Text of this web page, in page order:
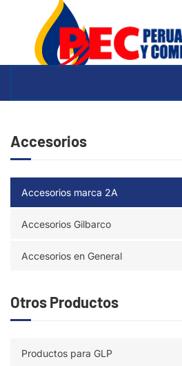
Accesorios
Accesorios marca 2A
Accesorios Gilbarco
Accesorios en General
Otros Productos
Productos para GLP